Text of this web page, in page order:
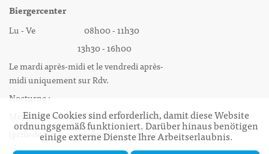
Biergercenter
Lu - Ve 08h00 - 11h30
13h30 - 16h00
Le mardi après-midi et le vendredi après-
midi uniquement sur Rdv.
Nocturne :
Mercredi de 16h00 - 18h45 uniquement sur Rdv
(prise de Rdv possible jusqu'à mardi 11h30).
Einige Cookies sind erforderlich, damit diese Website
ordnungsgemäß funktioniert. Darüber hinaus benötigen
einige externe Dienste Ihre Arbeitserlaubnis.